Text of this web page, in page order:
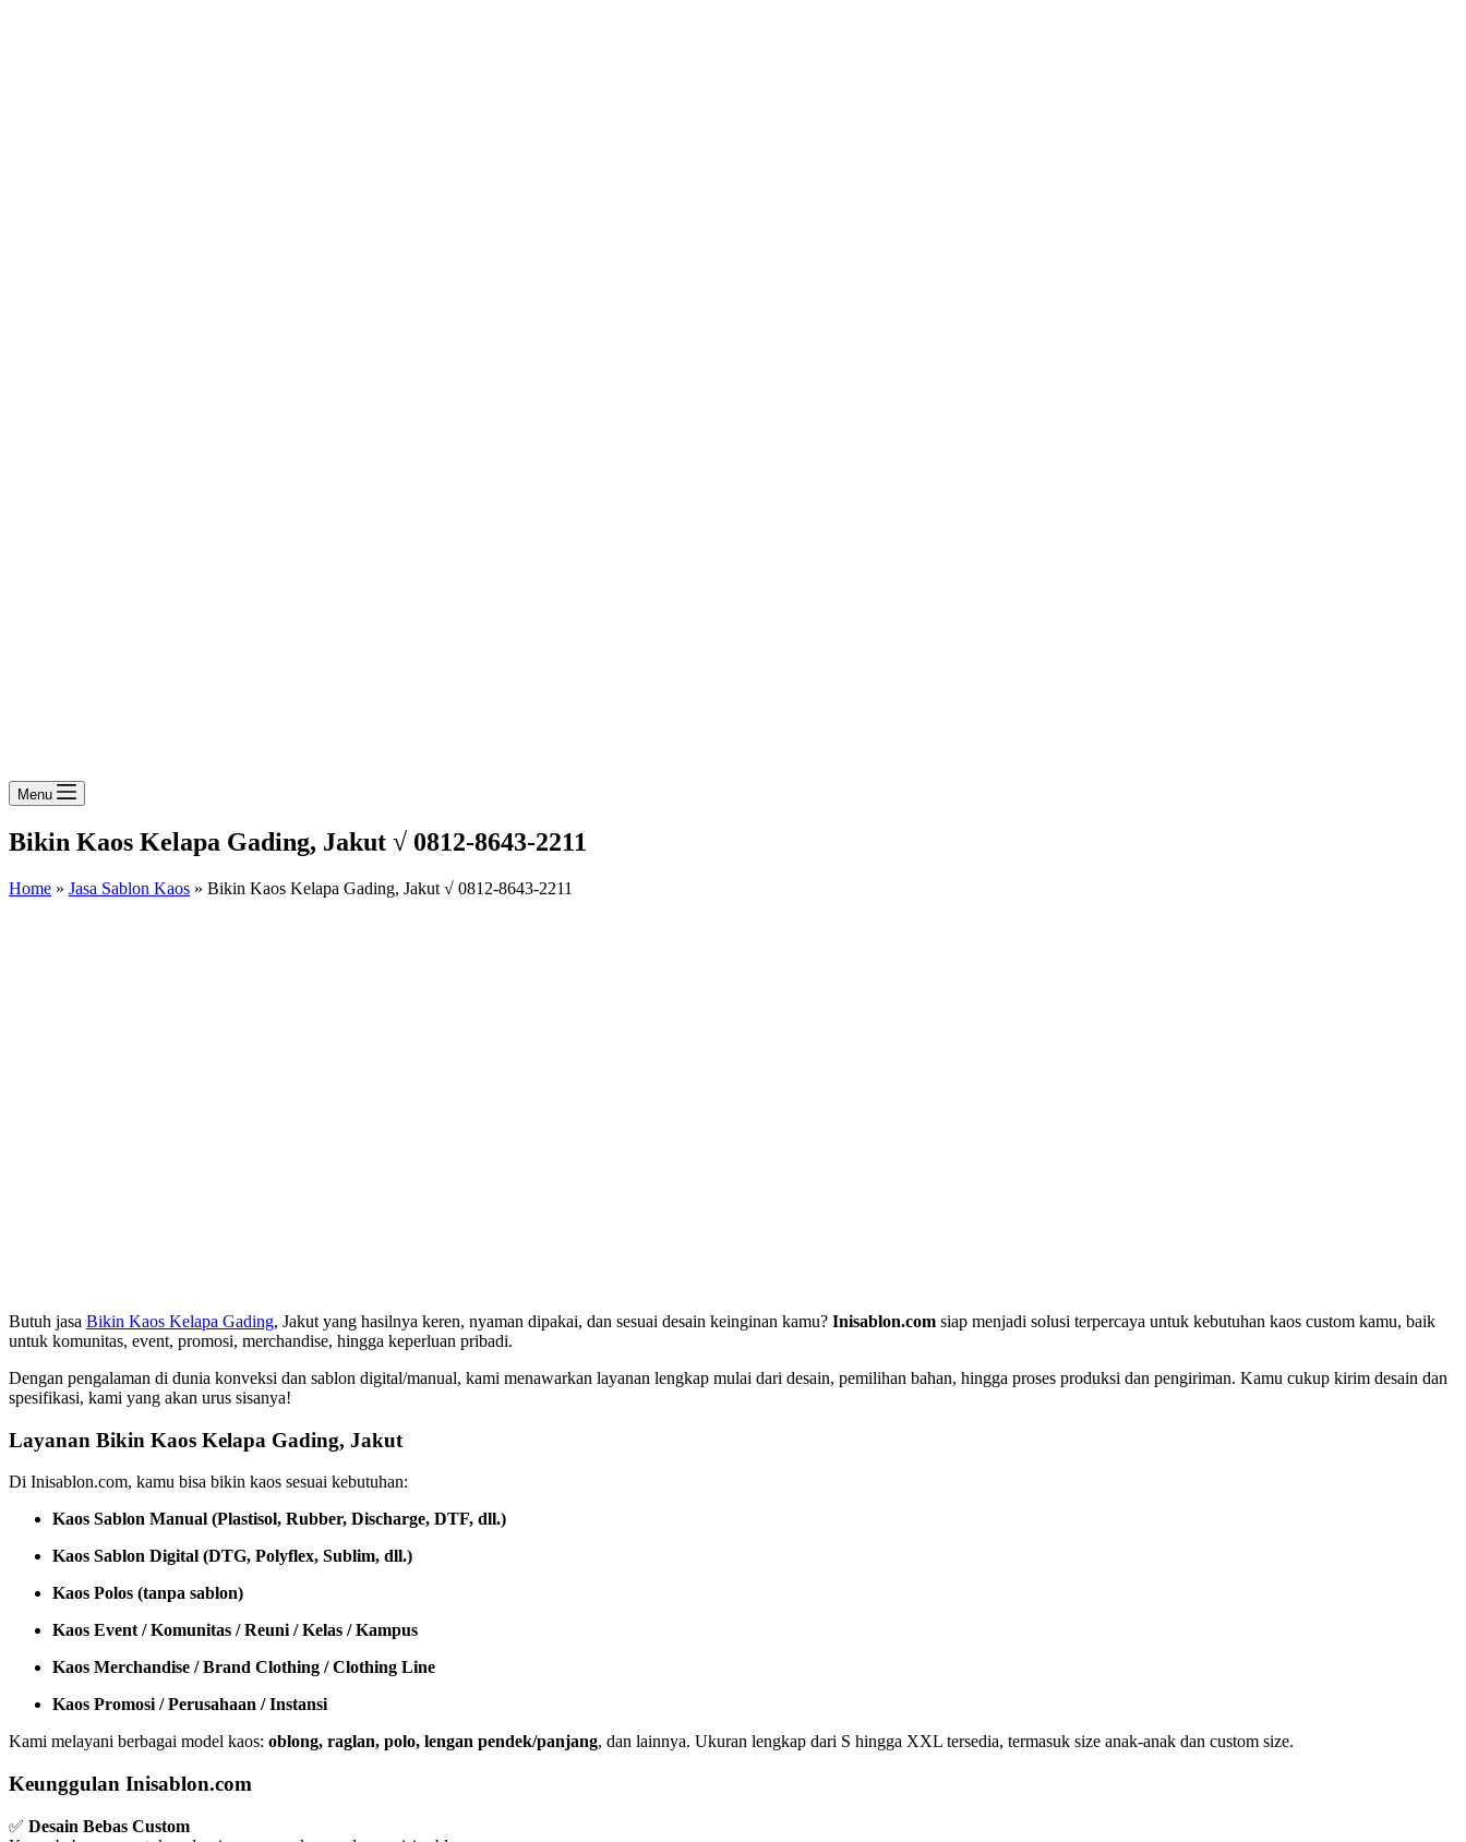
Menu
Bikin Kaos Kelapa Gading, Jakut √ 0812-8643-2211
Home » Jasa Sablon Kaos » Bikin Kaos Kelapa Gading, Jakut √ 0812-8643-2211
Butuh jasa Bikin Kaos Kelapa Gading, Jakut yang hasilnya keren, nyaman dipakai, dan sesuai desain keinginan kamu? Inisablon.com siap menjadi solusi terpercaya untuk kebutuhan kaos custom kamu, baik
untuk komunitas, event, promosi, merchandise, hingga keperluan pribadi.
Dengan pengalaman di dunia konveksi dan sablon digital/manual, kami menawarkan layanan lengkap mulai dari desain, pemilihan bahan, hingga proses produksi dan pengiriman. Kamu cukup kirim desain dan
spesifikasi, kami yang akan urus sisanya!
Layanan Bikin Kaos Kelapa Gading, Jakut
Di Inisablon.com, kamu bisa bikin kaos sesuai kebutuhan:
Kaos Sablon Manual (Plastisol, Rubber, Discharge, DTF, dll.)
Kaos Sablon Digital (DTG, Polyflex, Sublim, dll.)
Kaos Polos (tanpa sablon)
Kaos Event / Komunitas / Reuni / Kelas / Kampus
Kaos Merchandise / Brand Clothing / Clothing Line
Kaos Promosi / Perusahaan / Instansi
Kami melayani berbagai model kaos: oblong, raglan, polo, lengan pendek/panjang, dan lainnya. Ukuran lengkap dari S hingga XXL tersedia, termasuk size anak-anak dan custom size.
Keunggulan Inisablon.com
✅ Desain Bebas Custom